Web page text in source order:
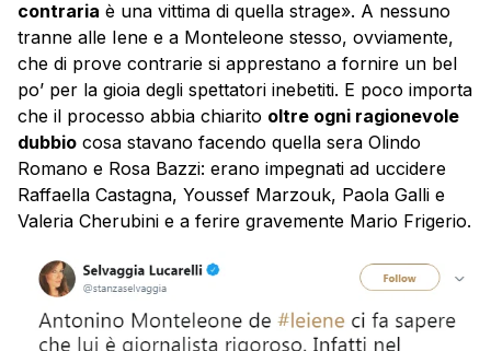
contraria è una vittima di quella strage». A nessuno
tranne alle Iene e a Monteleone stesso, ovviamente,
che di prove contrarie si apprestano a fornire un bel
po’ per la gioia degli spettatori inebetiti. E poco importa
che il processo abbia chiarito oltre ogni ragionevole
dubbio cosa stavano facendo quella sera Olindo
Romano e Rosa Bazzi: erano impegnati ad uccidere
Raffaella Castagna, Youssef Marzouk, Paola Galli e
Valeria Cherubini e a ferire gravemente Mario Frigerio.